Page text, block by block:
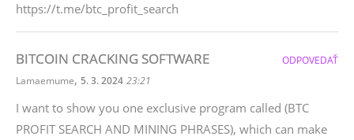
https://t.me/btc_profit_search
BITCOIN CRACKING SOFTWARE
Lamaemume, 5. 3. 2024 23:21
I want to show you one exclusive program called (BTC
PROFIT SEARCH AND MINING PHRASES), which can make
ODPOVEDAŤ